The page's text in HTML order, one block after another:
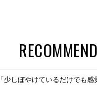
RECOMMEND
「少しぼやけているだけでも